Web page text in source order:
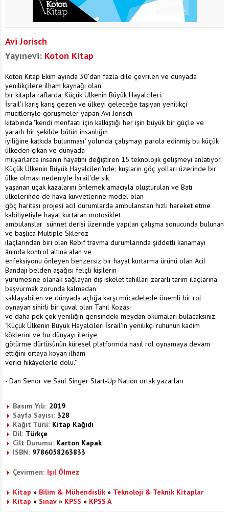
Avi Jorisch
Yayınevi: Koton Kitap
Koton Kitap Ekim ayında 30'dan fazla dile çevrilen ve dünyada
yenilikçilere ilham kaynağı olan
bir kitapla raflarda: Küçük Ülkenin Büyük Hayalcileri.
İsrail'i karış karış gezen ve ülkeyi geleceğe taşıyan yenilikçi
mucitleriyle görüşmeler yapan Avi Jorisch
kitabında "kendi menfaati için kalkıştığı her işin büyük bir güçle ve
yararlı bir şekilde bütün insanlığın
iyiliğine katkıda bulunması" yolunda çalışmayı parola edinmiş bu küçük
ülkeden çıkan ve dünyada
milyarlarca insanın hayatını değiştiren 15 teknolojik gelişmeyi anlatıyor.
Küçük Ülkenin Büyük Hayalcileri'nde; kuşların göç yolları üzerinde bir
ülke olması nedeniyle İsrail'de sık
yaşanan uçak kazalarını önlemek amacıyla oluşturulan ve Batı
ülkelerinde de hava kuvvetlerine model olan
göç haritası projesi acil durumlarda ambulanstan hızlı hareket etme
kabiliyetiyle hayat kurtaran motosiklet
ambulanslar sünnet derisi üzerinde yapılan çalışma sonucunda bulunan
ve başlıca Multiple Skleroz
ilaçlarından biri olan Rebif travma durumlarında şiddetli kanamayı
ânında kontrol altına alan ve
enfeksiyonu önleyen benzersiz bir hayat kurtarma ürünü olan Acil
Bandajı belden aşağısı felçli kişilerin
yürümesine olanak sağlayan dış iskelet tahılları zararlı tarım ilaçlarına
başvurmak zorunda kalmadan
saklayabilen ve dünyada açlığa karşı mücadelede önemli bir rol
oynayan sihirli bir çuval olan Tahıl Kozası
ve daha pek çok yeniliğin gerisindeki meydan okumaları bulacaksınız.
"Küçük Ülkenin Büyük Hayalcileri İsrail'in yenilikçi ruhunun kadim
köklerini ve bu dünyayı ileriye
götürme dürtüsünün küresel platformda nasıl rol oynamaya devam
ettiğini ortaya koyan ilham
verici hikâyelerle dolu."
- Dan Senor ve Saul Singer Start-Up Nation ortak yazarları
Basım Yılı: 2019
Sayfa Sayısı: 328
Kağıt Türü: Kitap Kağıdı
Dil: Türkçe
Cilt Durumu: Karton Kapak
ISBN: 9786058263833
Çevirmen: Işıl Ölmez
Kitap » Bilim & Mühendislik » Teknoloji & Teknik Kitaplar
Kitap » Sınav » KPSS » KPSS A